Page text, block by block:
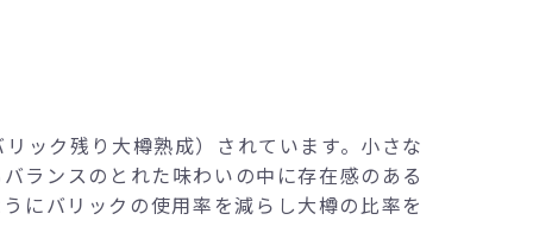
ック残り大樽熟成）されています。小さな
ランスのとれた味わいの中に存在感のある
にバリックの使用率を減らし大樽の比率を